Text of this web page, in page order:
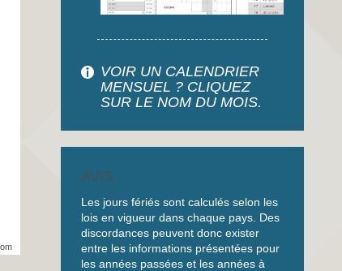
VOIR UN CALENDRIER
MENSUEL ? CLIQUEZ
SUR LE NOM DU MOIS.
AVIS
Les jours fériés sont calculés selon les
lois en vigueur dans chaque pays. Des
discordances peuvent donc exister
entre les informations présentées pour
les années passées et les années à